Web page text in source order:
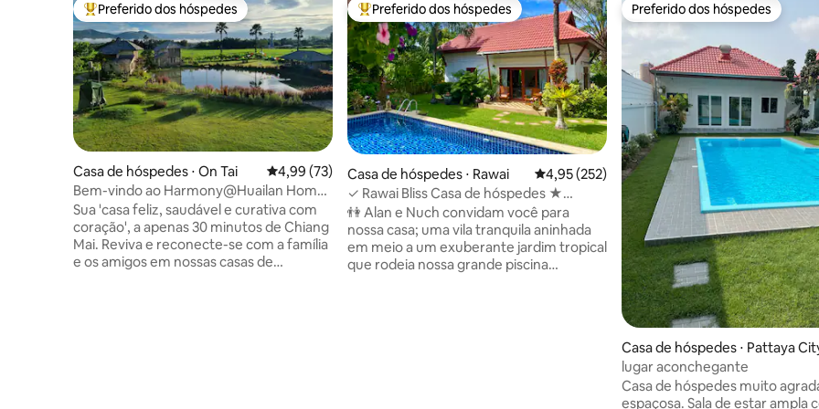
Entre os melhores preferidos dos hóspedes
Preferido dos hóspedes
Casa de hóspedes ⋅ On Tai 4,99 de uma avaliação média de 5, 73 avaliações
4,99 (73)
Bem-vindo ao Harmony@Huailan Home
Ecolodge
Sua 'casa feliz, saudável e curativa com
coração', a apenas 30 minutos de Chiang
Mai. Reviva e reconecte-se com a família
e os amigos em nossas casas de
Entre os melhores preferidos dos hóspedes
Preferido dos hóspedes
Casa de hóspedes ⋅ Rawai 4,95 de uma avaliação média de 5, 252
4,95 (252)
✓ Rawai Bliss Casa de hóspedes ★
privada em vila com piscina
👫 Alan e Nuch convidam você para
nossa casa; uma vila tranquila aninhada
em meio a um exuberante jardim tropical
que rodeia nossa grande piscina
Preferido dos hóspedes
Preferido dos hóspedes
Casa de hóspedes ⋅ Pattaya
lugar aconchegante
Casa de hóspedes muito
espaçosa. Sala de estar ampla